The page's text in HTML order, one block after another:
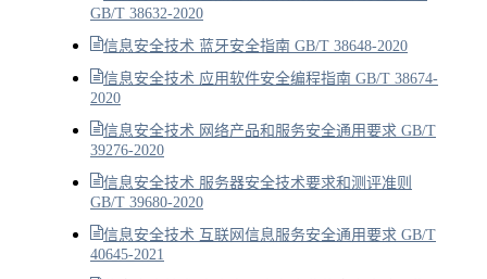
GB/T 38632-2020
信息安全技术 蓝牙安全指南 GB/T 38648-2020
信息安全技术 应用软件安全编程指南 GB/T 38674-
2020
信息安全技术 网络产品和服务安全通用要求 GB/T
39276-2020
信息安全技术 服务器安全技术要求和测评准则
GB/T 39680-2020
信息安全技术 互联网信息服务安全通用要求 GB/T
40645-2021